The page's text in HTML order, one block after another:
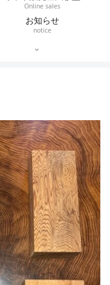
Online sales
お知らせ
notice